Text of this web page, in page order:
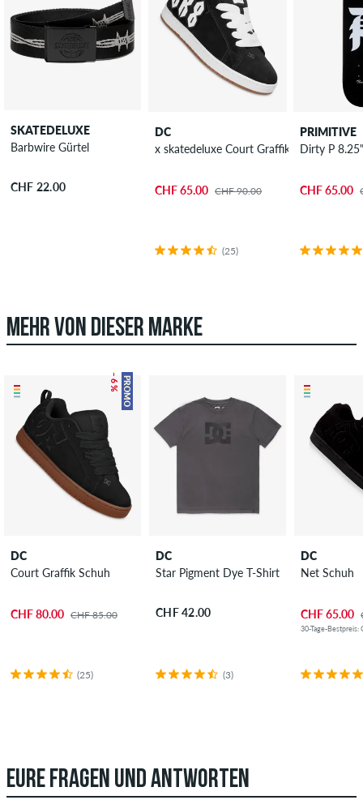
SKATEDELUXE
Barbwire Gürtel
CHF 22.00
DC
x skatedeluxe Court Graffik SE Schuh
CHF 65.00 CHF 90.00
(25)
PRIMITIVE
Dirty P
CHF 65.00
MEHR VON DIESER MARKE
PROMO
– 6 %
DC
Court Graffik Schuh
CHF 80.00 CHF 85.00
(25)
DC
Star Pigment Dye T-Shirt
CHF 42.00
(3)
DC
Net Schuh
CHF 65.00
30-Tage-Bestpreis:
EURE FRAGEN UND ANTWORTEN